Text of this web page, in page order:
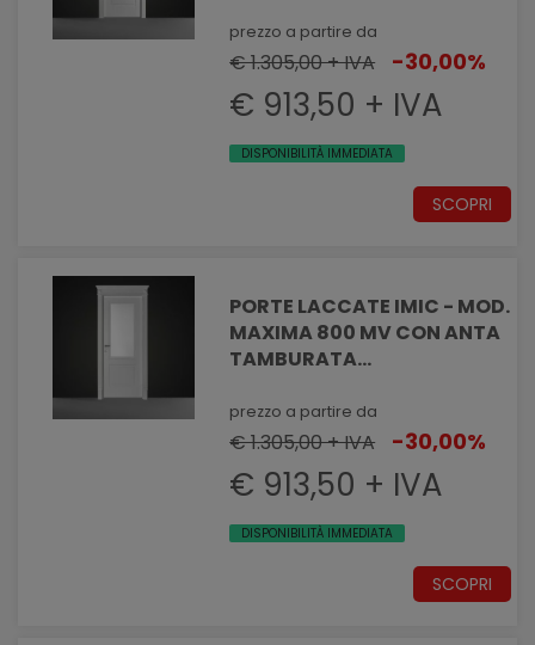
MASSELLATO CON VANO
VETRO
prezzo a partire da
€ 1.305,00 + IVA -30,00%
€ 913,50 + IVA
DISPONIBILITÀ IMMEDIATA
SCOPRI
PORTE LACCATE IMIC - MOD.
MAXIMA 800 MV CON ANTA
TAMBURATA
MASSELLATO CON VANO
VETRO
prezzo a partire da
€ 1.305,00 + IVA -30,00%
€ 913,50 + IVA
DISPONIBILITÀ IMMEDIATA
SCOPRI